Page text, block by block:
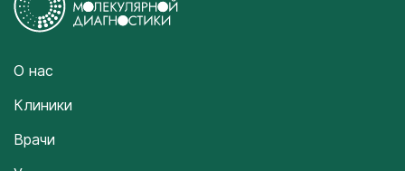
О нас
Клиники
Врачи